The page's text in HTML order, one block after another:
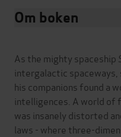
Om boken
As the mighty spaceship
intergalactic
his companions found a
intelligences. A world of
was insanely distorted
laws - where three-